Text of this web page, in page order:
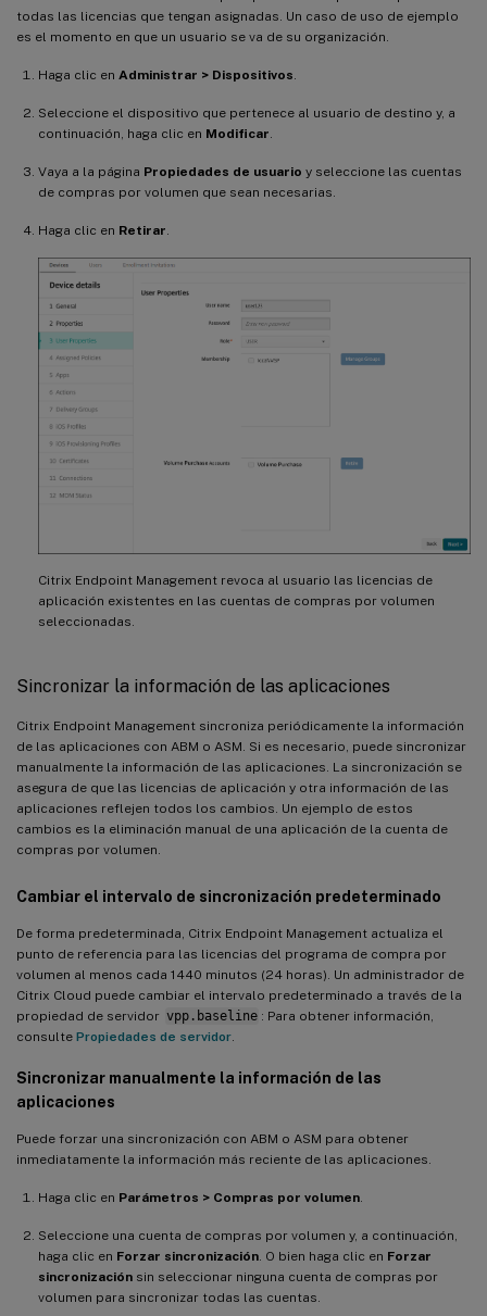
todas las licencias que tengan asignadas. Un caso de uso de ejemplo
es el momento en que un usuario se va de su organización.
Haga clic en Administrar > Dispositivos.
Seleccione el dispositivo que pertenece al usuario de destino y, a
continuación, haga clic en Modificar.
Vaya a la página Propiedades de usuario y seleccione las cuentas
de compras por volumen que sean necesarias.
Haga clic en Retirar.
Citrix Endpoint Management revoca al usuario las licencias de
aplicación existentes en las cuentas de compras por volumen
seleccionadas.
Sincronizar la información de las aplicaciones
Citrix Endpoint Management sincroniza periódicamente la información
de las aplicaciones con ABM o ASM. Si es necesario, puede sincronizar
manualmente la información de las aplicaciones. La sincronización se
asegura de que las licencias de aplicación y otra información de las
aplicaciones reflejen todos los cambios. Un ejemplo de estos
cambios es la eliminación manual de una aplicación de la cuenta de
compras por volumen.
Cambiar el intervalo de sincronización predeterminado
De forma predeterminada, Citrix Endpoint Management actualiza el
punto de referencia para las licencias del programa de compra por
volumen al menos cada 1440 minutos (24 horas). Un administrador de
Citrix Cloud puede cambiar el intervalo predeterminado a través de la
propiedad de servidor vpp.baseline : Para obtener información,
consulte Propiedades de servidor.
Sincronizar manualmente la información de las
aplicaciones
Puede forzar una sincronización con ABM o ASM para obtener
inmediatamente la información más reciente de las aplicaciones.
Haga clic en Parámetros > Compras por volumen.
Seleccione una cuenta de compras por volumen y, a continuación,
haga clic en Forzar sincronización. O bien haga clic en Forzar
sincronización sin seleccionar ninguna cuenta de compras por
volumen para sincronizar todas las cuentas.